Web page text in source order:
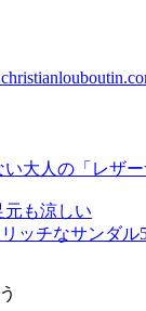
大人の「レザ
元も涼しい
ッチなサンダル